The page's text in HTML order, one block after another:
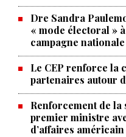
Dre Sandra
« mode électoral »
campagne
Le CEP renforce la
partenaires autour
Renforcement de
premier ministre
d’affaires
La Chambre
l'industrie